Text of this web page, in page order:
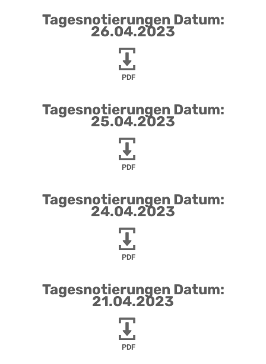
Tagesnotierungen Datum:
26.04.2023
PDF
Tagesnotierungen Datum:
25.04.2023
PDF
Tagesnotierungen Datum:
24.04.2023
PDF
Tagesnotierungen Datum:
21.04.2023
PDF